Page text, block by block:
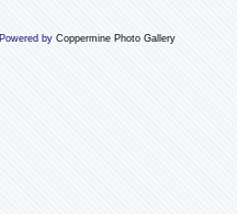
Powered by Coppermine Photo Gallery